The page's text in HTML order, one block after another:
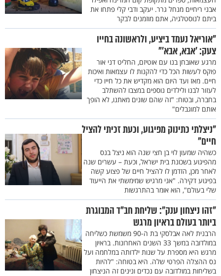
אבני ריחיים מנחל גרר. יעקב ודבי קלי פתחו את
ביתם לנוסטלגיה, אתם מוזמנים לבקר
"אוריאל נעמד ביציע, ולראשונה בחייו
צעק: ’אבא, אבא’"
מרגע שאובחן בנו עם אוטיזם, החליט דני אור
פוקס לעשות הכל כדי להקנות לו עצמאות ואיכות
חיים. מאז ועד היום הוא מקדיש את כל חייו כדי
לעזור לבנו ולילדים נוספים במצבו להשתלב
בחברה, ובטוח: "זה שהם שונים מאתנו, לא הופך
אותם למוגבלים"
"ניצלתי כתינוק מפיגוע, וכעת זכיתי להציל
חיים"
כשהיה שמעון לוי בן חצי שנה הוא ניצל בנס
מהפיגוע בשכונת בית ישראל, וכעת – עשרים שנה
לאחר מכן, הזדמן לו להציל חיים של פצוע קשה
בפיגוע דקירה. "אני מרגיש שמימשתי את הייעוד
שלי בעולם", הוא אומר בהתרגשות
"זהו ניצחון ענק": שליחת חב"ד המבוגרת
ביותר בעולם בראיון מרגש
הרבנית לאה אבלסקי בת ה-90 משמשת כשליחה
במולדובה במשך 33 השנים האחרונות. בראיון
מרגש היא מספרת על שנות ילדותה במלחמה ועל
נס ההצלה הפרטי שלה. היא בטוחה: "להיות
בשליחות במולדובה עם נכדים ונינים זה הניצחון